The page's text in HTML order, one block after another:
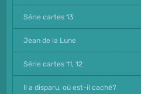
Série cartes 13
Jean de la Lune
Série cartes 11, 12
Il a disparu, où est-il caché?